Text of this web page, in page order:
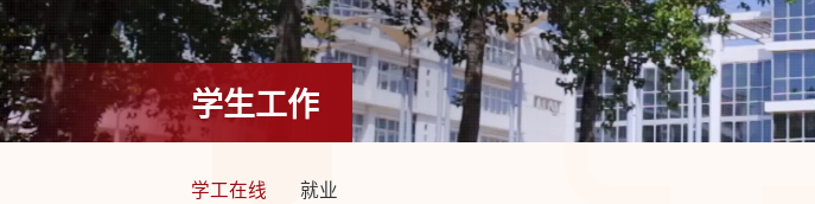
学生工作
学工在线 就业